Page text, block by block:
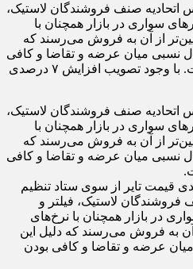
اتحادیه صنف فروشندگان لاستیک،
سواری در بازار همچنان با
از آن به فروش می‌رسند که
نسبی میان عرضه و تقاضا و کافی
بودن موجودی کارخانه‌ها دانست. با وجود تصویب افزایش ۷ درصدی
اتحادیه صنف فروشندگان لاستیک،
سواری در بازار همچنان با
از آن به فروش می‌رسند که
نسبی میان عرضه و تقاضا و کافی
افزایش ۷ درصدی قیمت تایر از سوی ستاد تنظیم
فروشندگان لاستیک، فیلتر و
در بازار همچنان با نرخ‌های
به فروش می‌رسند که دلیل این
عرضه و تقاضا و کافی بودن